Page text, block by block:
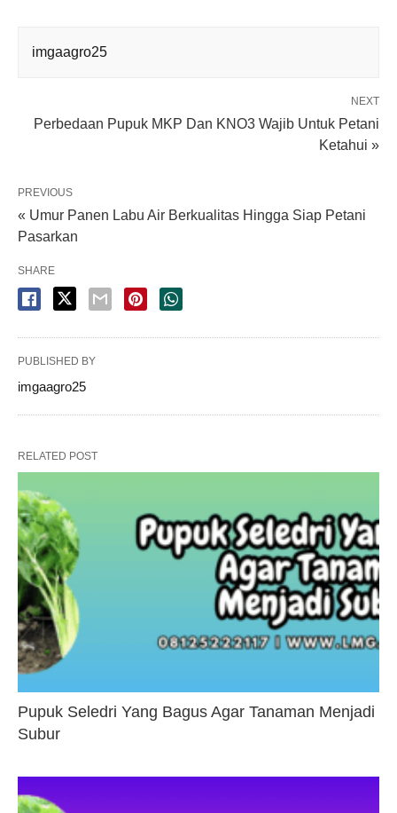
imgaagro25
NEXT
Perbedaan Pupuk MKP Dan KNO3 Wajib Untuk Petani
Ketahui »
PREVIOUS
« Umur Panen Labu Air Berkualitas Hingga Siap Petani
Pasarkan
SHARE
PUBLISHED BY
imgaagro25
RELATED POST
Pupuk Seledri Yang Bagus Agar Tanaman Menjadi
Subur